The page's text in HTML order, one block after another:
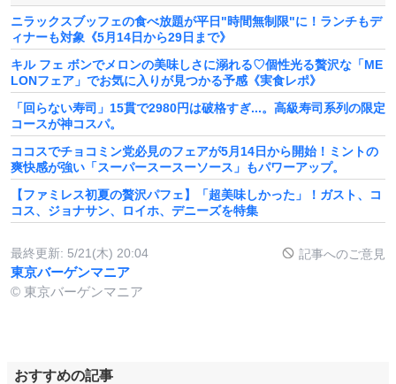
ニラックスブッフェの食べ放題が平日"時間無制限"に！ランチもデ
ィナーも対象《5月14日から29日まで》
キル フェ ボンでメロンの美味しさに溺れる♡個性光る贅沢な「ME
LONフェア」でお気に入りが見つかる予感《実食レポ》
「回らない寿司」15貫で2980円は破格すぎ...。高級寿司系列の限定
コースが神コスパ。
ココスでチョコミン党必見のフェアが5月14日から開始！ミントの
爽快感が強い「スーパースースーソース」もパワーアップ。
【ファミレス初夏の贅沢パフェ】「超美味しかった」！ガスト、コ
コス、ジョナサン、ロイホ、デニーズを特集
最終更新: 5/21(木) 20:04 記事へのご意見
東京バーゲンマニア
© 東京バーゲンマニア
おすすめの記事